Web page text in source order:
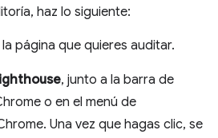
haz lo siguiente:
página que quieres auditar.
, junto a la barra de
o en el menú de
Una vez que hagas clic, se